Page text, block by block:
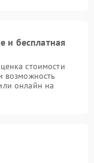
и бесплатная
стоимости
возможность
онлайн на